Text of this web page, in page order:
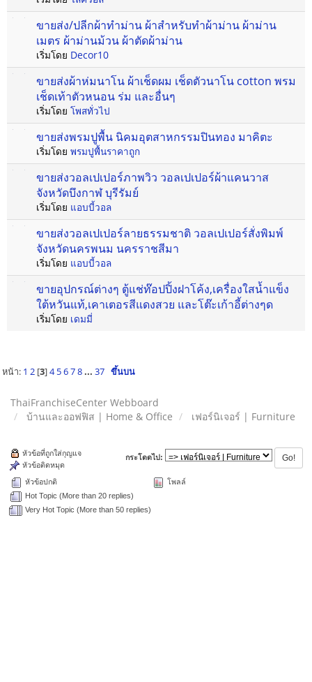
ขายส่ง/ปลีกผ้าทำม่าน ผ้าสำหรับทำผ้าม่าน ผ้าม่าน
เมตร ผ้าม่านม้วน ผ้าตัดผ้าม่าน
เริ่มโดย Decor10
ขายส่งผ้าห่มนาโน ผ้าเช็ดผม เช็ดตัวนาโน cotton พรม
เช็ดเท้าตัวหนอน ร่ม และอื่นๆ
เริ่มโดย โพสทั่วไป
ขายส่งพรมปูพื้น นิคมอุตสาหกรรมปินทอง มาคิตะ
เริ่มโดย พรมปูพื้นราคาถูก
ขายส่งวอลเปเปอร์ภาพวิว วอลเปเปอร์ผ้าแคนวาส
จังหวัดบึงกาฬ บุรีรัมย์
เริ่มโดย แอบบี้วอล
ขายส่งวอลเปเปอร์ลายธรรมชาติ วอลเปเปอร์สั่งพิมพ์
จังหวัดนครพนม นครราชสีมา
เริ่มโดย แอบบี้วอล
ขายอุปกรณ์ต่างๆ ตู้แช่ท๊อปปิ้งฝาโค้ง,เครื่องใสน้ำแข็ง
ใต้หวันแท้,เคาเตอรสีแดงสวย และโต๊ะเก้าอี้ต่างๆด
เริ่มโดย เดมมี่
หน้า: 1 2[3]4 5 6 7 8 ... 37 ขึ้นบน
ThaiFranchiseCenter Webboard
บ้านและออฟฟิส | Home & Office
เฟอร์นิเจอร์ | Furniture
กระโดดไป:
หัวข้อปกติ
Hot Topic (More than 20 replies)
Very Hot Topic (More than 50 replies)
หัวข้อที่ถูกใส่กุญแจ
หัวข้อติดหมุด
โพลล์